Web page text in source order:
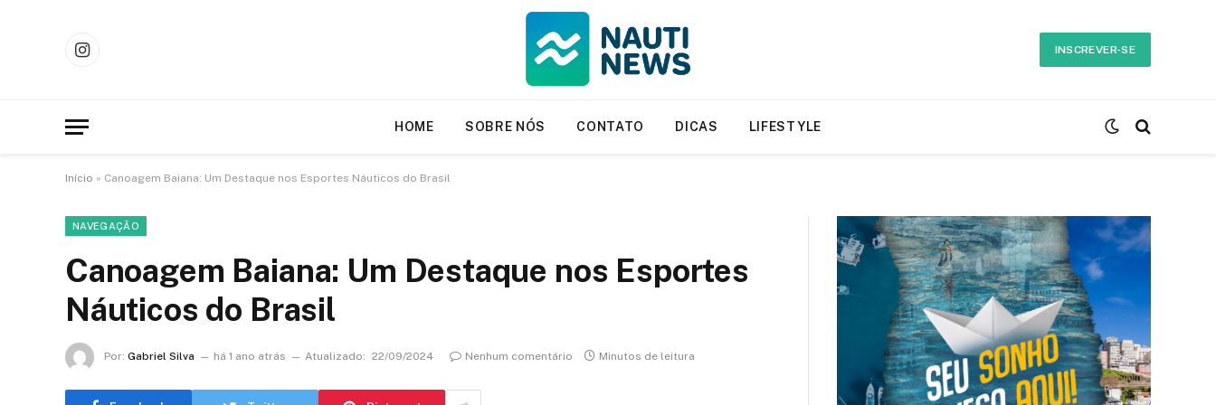
Instagram
INSCREVER-SE
HOME SOBRE NÓS CONTATO DICAS LIFESTYLE
Início » Canoagem Baiana: Um Destaque nos Esportes Náuticos do Brasil
NAVEGAÇÃO
Canoagem Baiana: Um Destaque nos Esportes
Náuticos do Brasil
Por: Gabriel Silva há 1 ano atrás Atualizado: 22/09/2024 Nenhum comentário Minutos de leitura